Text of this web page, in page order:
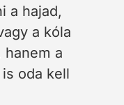
a hajad,
a kóla
a
oda kell